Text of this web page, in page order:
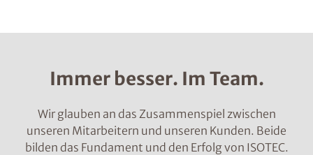
Immer besser. Im Team.
Wir glauben an das Zusammenspiel zwischen
unseren Mitarbeitern und unseren Kunden. Beide
bilden das Fundament und den Erfolg von ISOTEC.